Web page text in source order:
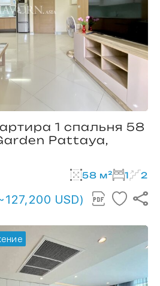
1 спальня 58
Pattaya,
58 м² 1 2
USD)